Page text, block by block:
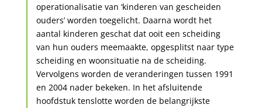
operationalisatie van ‘kinderen van gescheiden
ouders’ worden toegelicht. Daarna wordt het
aantal kinderen geschat dat ooit een scheiding
van hun ouders meemaakte, opgesplitst naar type
scheiding en woonsituatie na de scheiding.
Vervolgens worden de veranderingen tussen 1991
en 2004 nader bekeken. In het afsluitende
hoofdstuk tenslotte worden de belangrijkste